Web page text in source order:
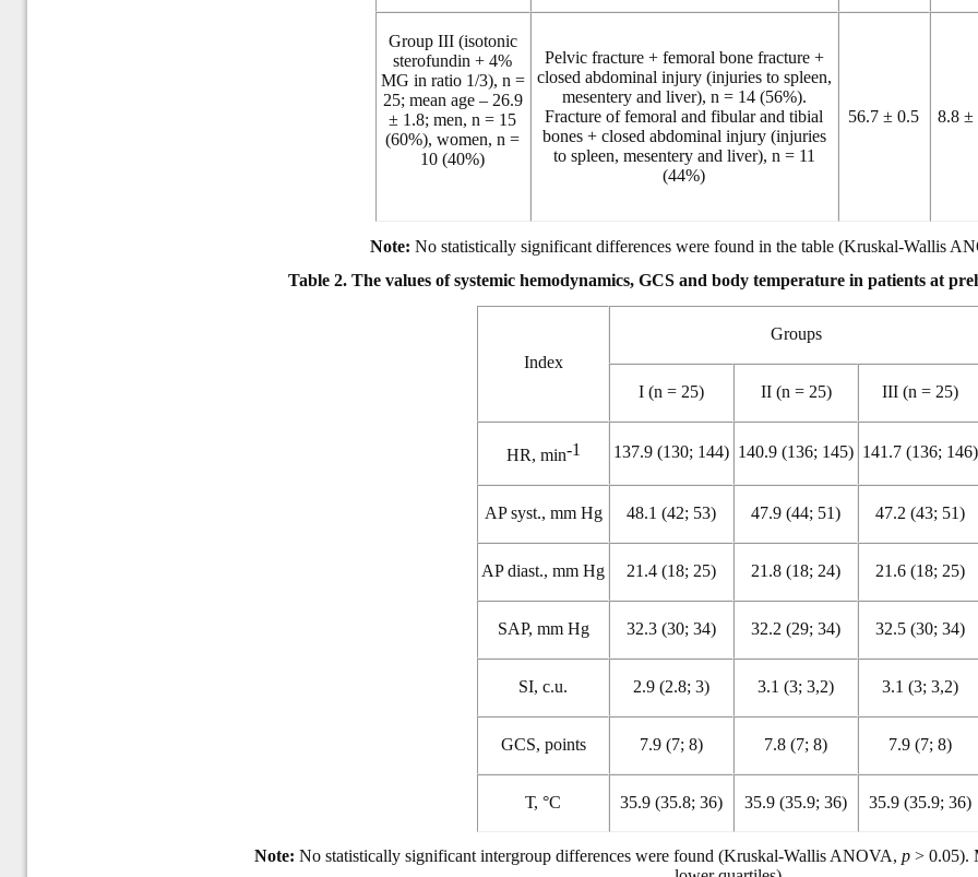
Group III (isotonic
sterofundin + 4%
MG in ratio 1/3), n =
25; mean age – 26.9
± 1.8; men, n = 15
(60%), women, n =
10 (40%)
Pelvic fracture + femoral bone fracture +
closed abdominal injury (injuries to spleen,
mesentery and liver), n = 14 (56%).
Fracture of femoral and fibular and tibial
bones + closed abdominal injury (injuries
to spleen, mesentery and liver), n = 11
(44%)
56.7 ± 0.5 8.8 ±
Note: No statistically significant differences were found in the table (Kruskal-Wallis
Table 2.The values of systemic hemodynamics, GCS and body temperature in patients at
Index
Groups
I (n = 25) II (n = 25) III (n = 25)
HR, min-1 137.9 (130; 144) 140.9 (136; 145) 141.7 (136; 146)
AP syst., mm Hg 48.1 (42; 53) 47.9 (44; 51) 47.2 (43; 51)
AP diast., mm Hg 21.4 (18; 25) 21.8 (18; 24) 21.6 (18; 25)
SAP, mm Hg 32.3 (30; 34) 32.2 (29; 34) 32.5 (30; 34)
SI, c.u. 2.9 (2.8; 3) 3.1 (3; 3,2) 3.1 (3; 3,2)
GCS, points 7.9 (7; 8) 7.8 (7; 8) 7.9 (7; 8)
Т, °С 35.9 (35.8; 36) 35.9 (35.9; 36) 35.9 (35.9; 36)
Note: No statistically significant intergroup differences were found (Kruskal-Wallis ANOVA, p> 0.05).